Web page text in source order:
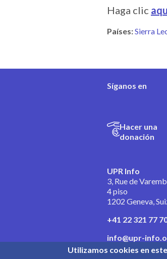
Haga clic
Países:Sierra
Síganos en
Hacer una
donación
UPR Info
3, Rue de
4 piso
1202 Geneva,
+41 22 321 77
info@upr-
Utilizamos cookies en